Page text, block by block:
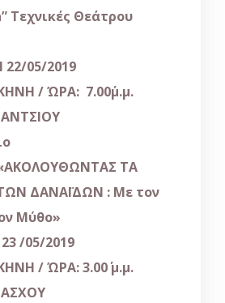
Τεχνικές Θεάτρου
05/2019
/ ΏΡΑ: 7.00΄μ.μ.
ΑΚΟΛΟΥΘΩΝΤΑΣ ΤΑ
ΔΑΝΑΪΔΩΝ : Με τον
Μύθο»
/05/2019
/ ΏΡΑ: 3.00΄ μ.μ.